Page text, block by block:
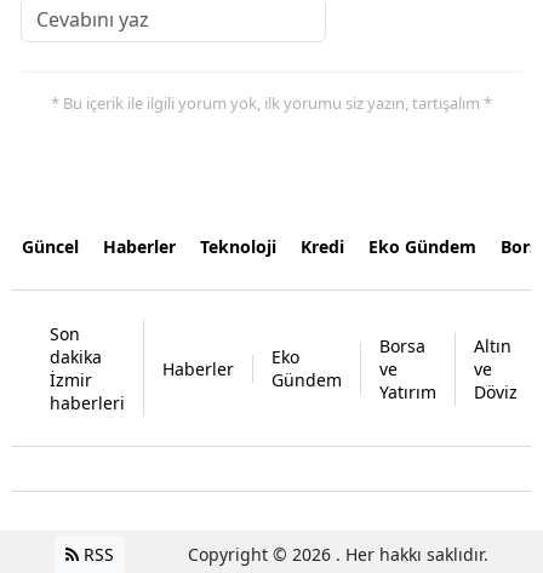
* Bu içerik ile ilgili yorum yok, ilk yorumu siz yazın, tartışalım *
Güncel Haberler Teknoloji Kredi Eko Gündem
Son
dakika
İzmir
haberleri
Haberler
Eko
Gündem
Borsa
ve
Yatırım
Altın
ve
Döviz
RSS Copyright © 2026 . Her hakkı saklıdır.